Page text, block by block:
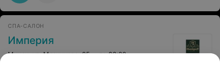
СПА-САЛОН
Империя
Минск, ул. Мясникова, 25 до 23:00